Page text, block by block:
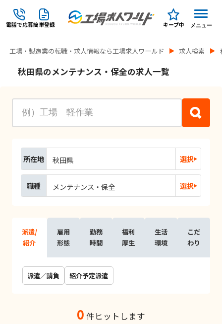
電話で応募簡単登録 キープ中 メニュー
工場・製造業の転職・求人情報なら工場求人ワールド 求人検索
秋田県のメンテナンス・保全の求人一覧
所在地 秋田県 選択
職種 メンテナンス・保全 選択
派遣/
紹介
雇用
形態
勤務
時間
福利
厚生
生活
環境
こだ
わり
派遣／請負 紹介予定派遣
0 件ヒットします